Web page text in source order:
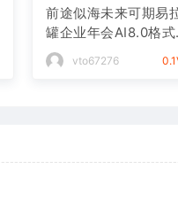
前途似海未来可期易
罐企业年会AI8.0格式
光打标文件通用矢量图
vto67276